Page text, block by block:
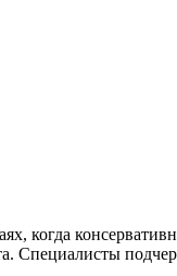
когда
Специалисты